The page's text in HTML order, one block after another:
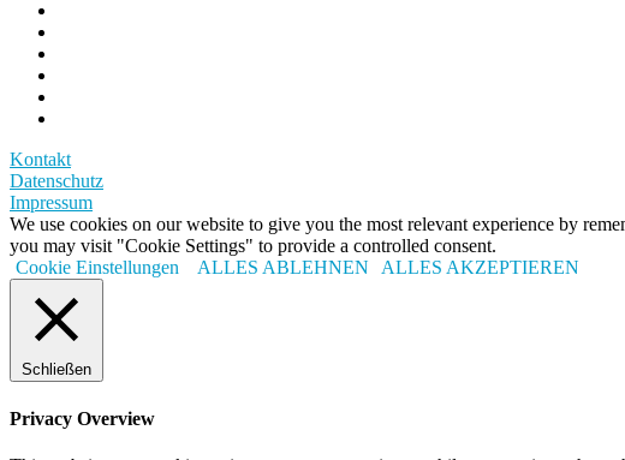
Kontakt
Datenschutz
Impressum
We use cookies on our website to give you the most relevant experience by
you may visit "Cookie Settings" to provide a controlled consent.
Cookie Einstellungen
ALLES ABLEHNEN ALLES AKZEPTIEREN
Schließen
Privacy Overview